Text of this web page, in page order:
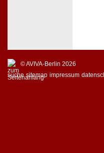
© AVIVA-Berlin 2026
suche sitemap impressum